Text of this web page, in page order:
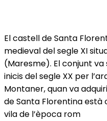
El castell de Santa
medieval del segle XI
(Maresme). El conjunt
inicis del segle XX per
Montaner, quan va
de Santa Florentina
vila de l’època rom